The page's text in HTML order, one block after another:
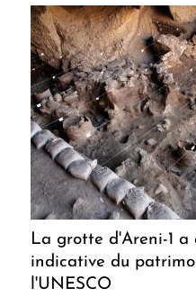
La grotte d'Areni-1
indicative du
l'UNESCO